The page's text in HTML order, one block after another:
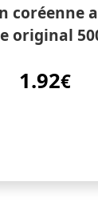
coréenne
original
1.92€